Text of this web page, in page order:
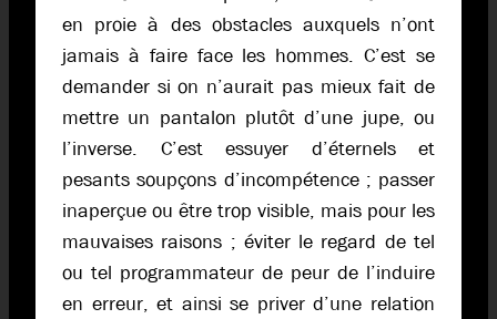
en proie à des obstacles auxquels n’ont
jamais à faire face les hommes. C’est se
demander si on n’aurait pas mieux fait de
mettre un pantalon plutôt d’une jupe, ou
l’inverse. C’est essuyer d’éternels et
pesants soupçons d’incompétence ; passer
inaperçue ou être trop visible, mais pour les
mauvaises raisons ; éviter le regard de tel
ou tel programmateur de peur de l’induire
en erreur, et ainsi se priver d’une relation